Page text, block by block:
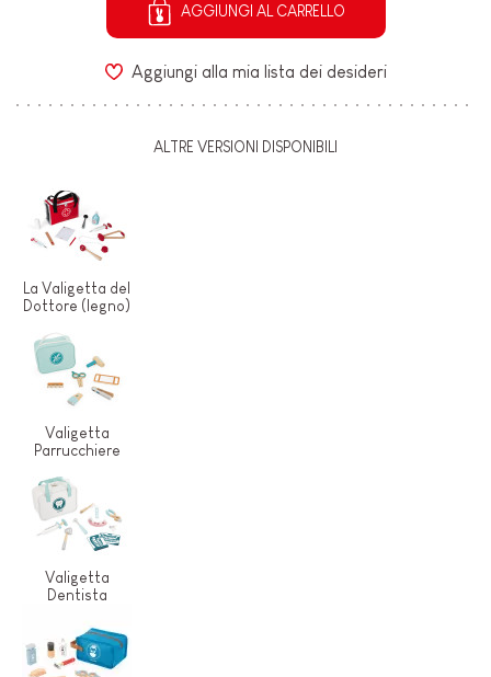
AGGIUNGI AL CARRELLO
Aggiungi alla mia lista dei desideri
ALTRE VERSIONI DISPONIBILI
La Valigetta del
Dottore (legno)
Valigetta
Parrucchiere
Valigetta
Dentista